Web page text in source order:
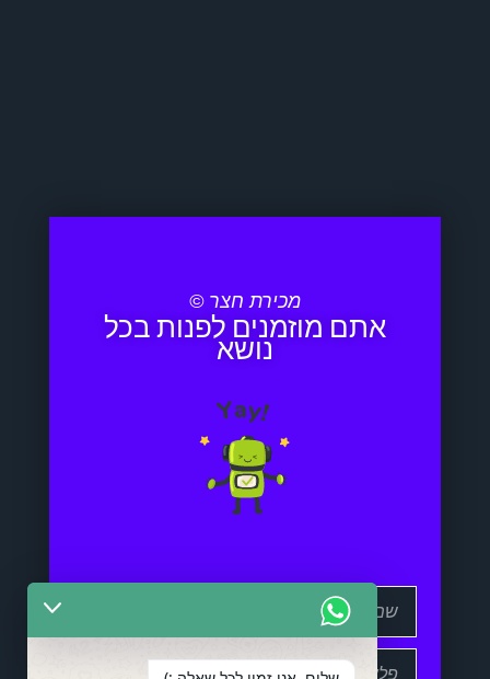
מכירת חצר ©
אתם מוזמנים לפנות בכל
נושא